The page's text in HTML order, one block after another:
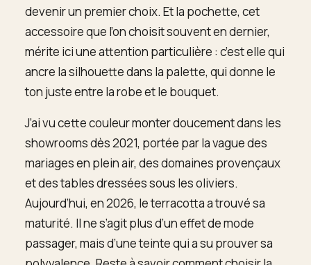
devenir un premier choix. Et la pochette, cet
accessoire que l’on choisit souvent en dernier,
mérite ici une attention particulière : c’est elle qui
ancre la silhouette dans la palette, qui donne le
ton juste entre la robe et le bouquet.
J’ai vu cette couleur monter doucement dans les
showrooms dès 2021, portée par la vague des
mariages en plein air, des domaines provençaux
et des tables dressées sous les oliviers.
Aujourd’hui, en 2026, le terracotta a trouvé sa
maturité. Il ne s’agit plus d’un effet de mode
passager, mais d’une teinte qui a su prouver sa